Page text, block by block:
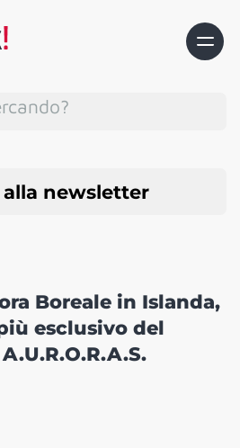
newsletter
Boreale in Islanda,
esclusivo del